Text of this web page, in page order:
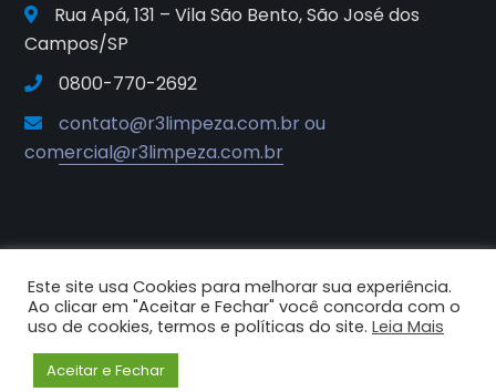
Rua Apá, 131 – Vila São Bento, São José dos
Campos/SP
0800-770-2692
contato@r3limpeza.com.br ou
comercial@r3limpeza.com.br
2025© R3 Soluções e Sistemas de
Higiene e Limpeza. Todos os
direitos reservados.
Criado por Criative Comunicação
Este site usa Cookies para melhorar sua experiência.
Ao clicar em "Aceitar e Fechar" você concorda com o
uso de cookies, termos e políticas do site. Leia Mais
Aceitar e Fechar